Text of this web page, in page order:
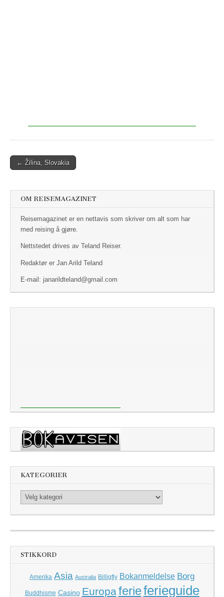
Post navigation
← Žilina, Slovakia
OM REISEMAGAZINET
Reisemagazinet er en nettavis som skriver om alt som har
med reising å gjøre.
Nettstedet drives av Teland Reiser.
Redaktør er Jan Arild Teland
E-mail: janarildteland@gmail.com
KATEGORIER
Kategorier
STIKKORD
Amerika Asia Australia Billigfly Bokanmeldelse Borg
Buddhisme Casino Europaferieferieguide